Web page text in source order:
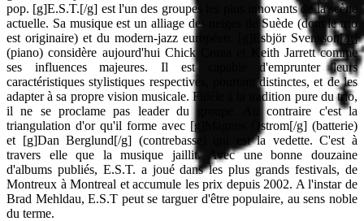
pop. [g]E.S.T.[/g] est l'un des groupes les plus innovants de la scène
actuelle. Sa musique est un alliage des neiges de Suède (dont le trio
est originaire) et du modern-jazz européen. [g]Esbjör Svensson[/g]
(piano) considère aujourd'hui Chick Corea et Keith Jarrett comme
ses influences majeures. Il est capable d'emprunter leurs
caractéristiques stylistiques respectives, pourtant distinctes, et de les
adapter à sa propre vision musicale. Fidèle à la tradition pure du trio,
il ne se proclame pas leader du groupe. Au contraire c'est la
triangulation d'or qu'il forme avec [g]Magnus Östrom[/g] (batterie)
et [g]Dan Berglund[/g] (contrebasse) qui est la vedette. C'est à
travers elle que la musique jaillit. Avec une bonne douzaine
d'albums publiés, E.S.T. a joué dans les plus grands festivals, de
Montreux à Montreal et accumule les prix depuis 2002. A l'instar de
Brad Mehldau, E.S.T peut se targuer d'être populaire, au sens noble
du terme.